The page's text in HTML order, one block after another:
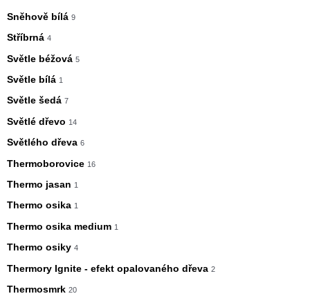
Sněhově bílá 9
Stříbrná 4
Světle béžová 5
Světle bílá 1
Světle šedá 7
Světlé dřevo 14
Světlého dřeva 6
Thermoborovice 16
Thermo jasan 1
Thermo osika 1
Thermo osika medium 1
Thermo osiky 4
Thermory Ignite - efekt opalovaného dřeva 2
Thermosmrk 20